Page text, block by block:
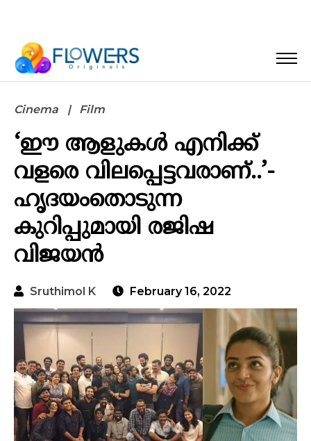
Cinema Film
‘ഈ ആളുകൾ എനിക്ക്
വളരെ വിലപ്പെട്ടവരാണ്..’-
ഹൃദയംതൊടുന്ന
കുറിപ്പുമായി രജിഷ
വിജയൻ
Sruthimol K February 16, 2022